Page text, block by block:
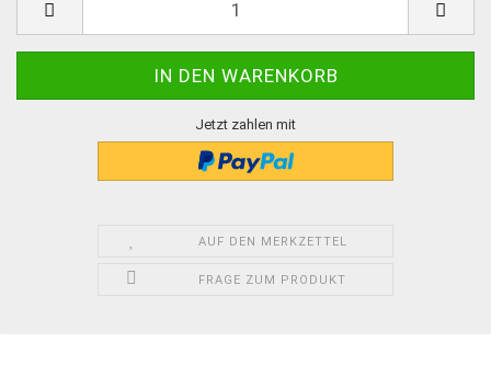
Jetzt zahlen mit
AUF DEN MERKZETTEL
FRAGE ZUM PRODUKT